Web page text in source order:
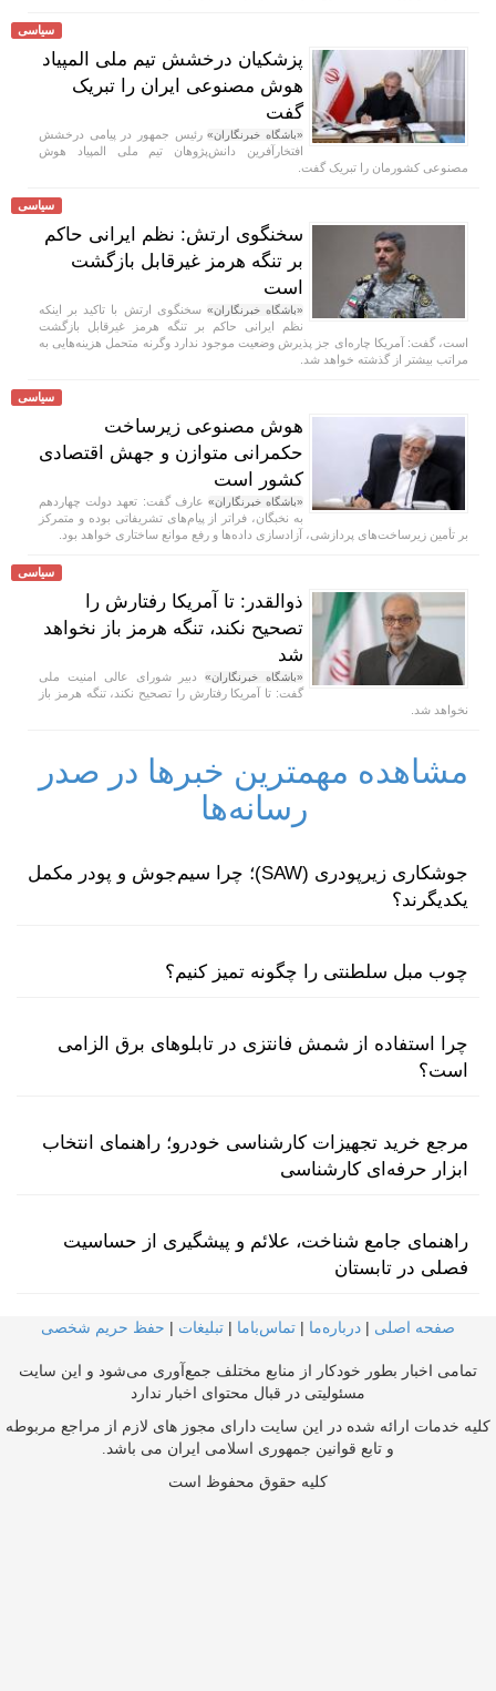
سیاسی
پزشکیان درخشش تیم ملی المپیاد
هوش مصنوعی ایران را تبریک
گفت
«باشگاه خبرنگاران»رئیس جمهور در پیامی درخشش
افتخارآفرین دانش‌پژوهان تیم ملی المپیاد هوش
مصنوعی کشورمان را تبریک گفت.
سیاسی
سخنگوی ارتش: نظم ایرانی حاکم
بر تنگه هرمز غیرقابل بازگشت
است
«باشگاه خبرنگاران» سخنگوی ارتش با تاکید بر اینکه
نظم ایرانی حاکم بر تنگه هرمز غیرقابل بازگشت
است، گفت: آمریکا چاره‌ای جز پذیرش وضعیت موجود ندارد وگرنه متحمل هزینه‌هایی به
مراتب بیشتر از گذشته خواهد شد.
سیاسی
هوش مصنوعی زیرساخت
حکمرانی متوازن و جهش اقتصادی
کشور است
«باشگاه خبرنگاران» عارف گفت: تعهد دولت چهاردهم
به نخبگان، فراتر از پیام‌های تشریفاتی بوده و متمرکز
بر تأمین زیرساخت‌های پردازشی، آزادسازی داده‌ها و رفع موانع ساختاری خواهد بود.
سیاسی
ذوالقدر: تا آمریکا رفتارش را
تصحیح نکند، تنگه هرمز باز نخواهد
شد
«باشگاه خبرنگاران»دبیر شورای عالی امنیت ملی
گفت: تا آمریکا رفتارش را تصحیح نکند، تنگه هرمز باز
نخواهد شد.
مشاهده مهمترین خبرها در صدر
رسانه‌ها
جوشکاری زیرپودری (SAW)؛ چرا سیم‌جوش و پودر مکمل
یکدیگرند؟
چوب مبل سلطنتی را چگونه تمیز کنیم؟
چرا استفاده از شمش فانتزی در تابلوهای برق الزامی
است؟
مرجع خرید تجهیزات کارشناسی خودرو؛ راهنمای انتخاب
ابزار حرفه‌ای کارشناسی
راهنمای جامع شناخت، علائم و پیشگیری از حساسیت
فصلی در تابستان
صفحه اصلی | درباره‌ما | تماس‌با‌ما | تبلیغات | حفظ حریم شخصی
تمامی اخبار بطور خودکار از منابع مختلف جمع‌آوری می‌شود و این سایت
مسئولیتی در قبال محتوای اخبار ندارد
کلیه خدمات ارائه شده در این سایت دارای مجوز های لازم از مراجع مربوطه
و تابع قوانین جمهوری اسلامی ایران می باشد.
کلیه حقوق محفوظ است